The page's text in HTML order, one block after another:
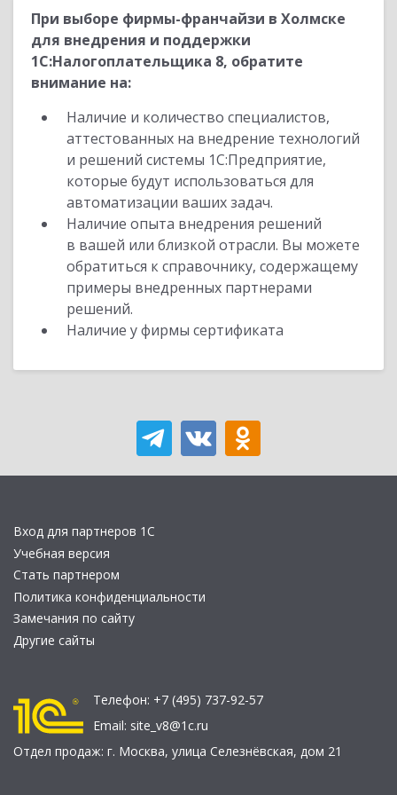
При выборе фирмы-франчайзи в Холмске
для внедрения и поддержки
1С:Налогоплательщика 8, обратите
внимание на:
Наличие и количество специалистов,
аттестованных на внедрение технологий
и решений системы 1С:Предприятие,
которые будут использоваться для
автоматизации ваших задач.
Наличие опыта внедрения решений
в вашей или близкой отрасли. Вы можете
обратиться к справочнику, содержащему
примеры внедренных партнерами
решений.
Наличие у фирмы сертификата
Вход для партнеров 1С
Учебная версия
Стать партнером
Политика конфиденциальности
Замечания по сайту
Другие сайты
Телефон: +7 (495) 737-92-57
Email: site_v8@1c.ru
Отдел продаж: г. Москва, улица Селезнёвская, дом 21